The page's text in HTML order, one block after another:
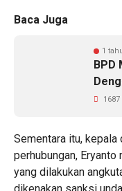
Baca Juga
1
BPD
1687
Sementara itu, kepala
perhubungan,
yang dilakukan